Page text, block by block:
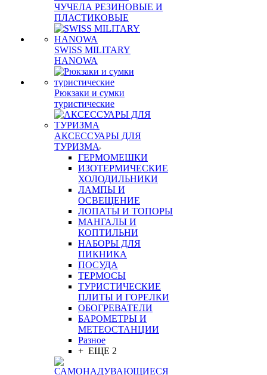
ЧУЧЕЛА РЕЗИНОВЫЕ И
ПЛАСТИКОВЫЕ
SWISS MILITARY
HANOWA
Рюкзаки и сумки
туристические
АКСЕССУАРЫ ДЛЯ
ТУРИЗМА
ГЕРМОМЕШКИ
ИЗОТЕРМИЧЕСКИЕ
ХОЛОДИЛЬНИКИ
ЛАМПЫ И
ОСВЕЩЕНИЕ
ЛОПАТЫ И ТОПОРЫ
МАНГАЛЫ И
КОПТИЛЬНИ
НАБОРЫ ДЛЯ
ПИКНИКА
ПОСУДА
ТЕРМОСЫ
ТУРИСТИЧЕСКИЕ
ПЛИТЫ И ГОРЕЛКИ
ОБОГРЕВАТЕЛИ
БАРОМЕТРЫ И
МЕТЕОСТАНЦИИ
Разное
+ ЕЩЕ 2